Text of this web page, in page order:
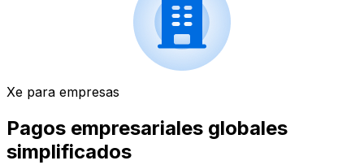
Xe para empresas
Pagos empresariales globales
simplificados